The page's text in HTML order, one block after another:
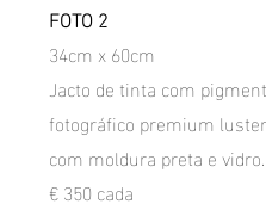
FOTO 2
34cm x 60cm
Jacto de tinta com
fotográfico premium
com moldura preta e vidro.
€ 350 cada